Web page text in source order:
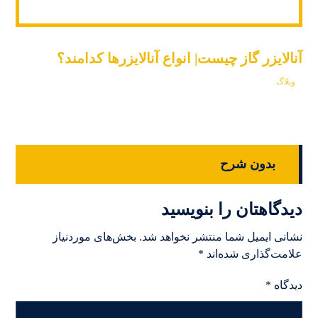
آنالایزر گاز چیست| انواع آنالایزرها کدامند؟
وبلاگ
بدون شرح
دیدگاهتان را بنویسید
نشانی ایمیل شما منتشر نخواهد شد. بخش‌های موردنیاز
علامت‌گذاری شده‌اند *
دیدگاه *